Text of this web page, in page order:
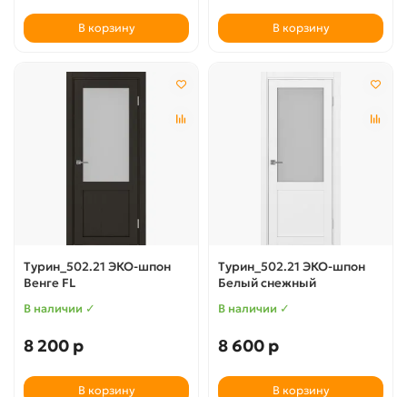
В корзину В корзину
Турин_502.21 ЭКО-шпон
Венге FL
В наличии ✓
8 200 р
В корзину
Турин_502.21 ЭКО-шпон
Белый снежный
В наличии ✓
8 600 р
В корзину